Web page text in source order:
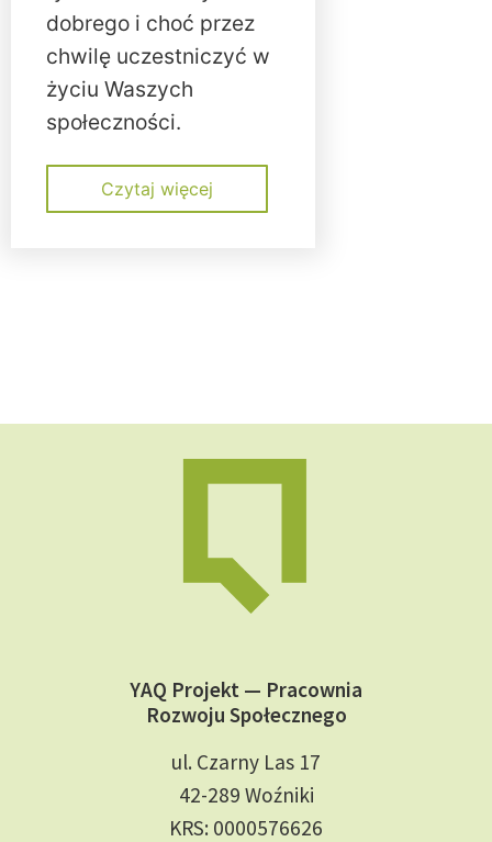
dobrego i choć przez
chwilę uczestniczyć w
życiu Waszych
społeczności.
Czytaj więcej
YAQ Projekt — Pracownia
Rozwoju Społecznego
ul. Czarny Las 17
42-289 Woźniki
KRS: 0000576626